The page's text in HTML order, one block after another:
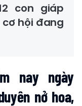
con giáp
hội đang
nay ngày
nở hoa,